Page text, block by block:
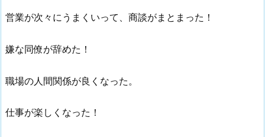
営業が次々にうまくいって、商談がまとまった！
嫌な同僚が辞めた！
職場の人間関係が良くなった。
仕事が楽しくなった！